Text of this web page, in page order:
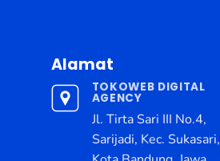
Alamat
TOKOWEB DIGITAL
AGENCY
Jl. Tirta Sari III No.4,
Sarijadi, Kec. Sukasari,